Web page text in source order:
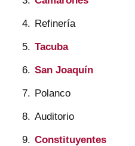
Refinería
Tacuba
San Joaquín
Polanco
Auditorio
Constituyentes